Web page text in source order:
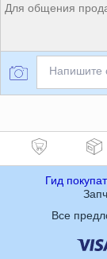
Для общения
Напишите
Гид
Все